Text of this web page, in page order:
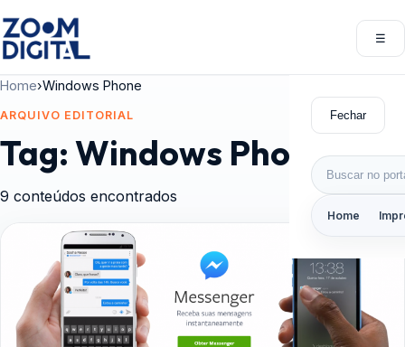
☰
Fechar
Buscar por:
Home
Home›Windows Phone
ARQUIVO EDITORIAL
Tag:Windows Phone
9 conteúdos encontrados